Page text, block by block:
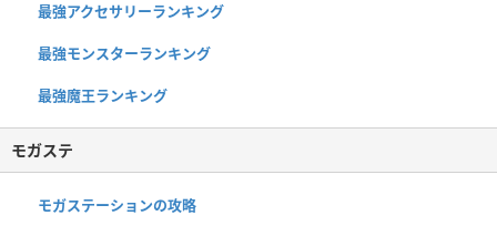
最強アクセサリーランキング
最強モンスターランキング
最強魔王ランキング
モガステ
モガステーションの攻略